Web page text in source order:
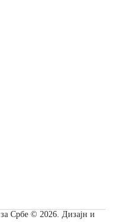
Србе © 2026. Дизајн и